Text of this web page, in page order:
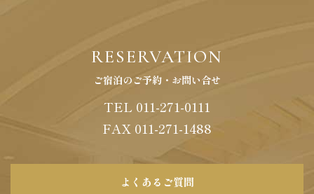
RESERVATION
ご宿泊のご予約・お問い合せ
TEL 011-271-0111
FAX 011-271-1488
よくあるご質問